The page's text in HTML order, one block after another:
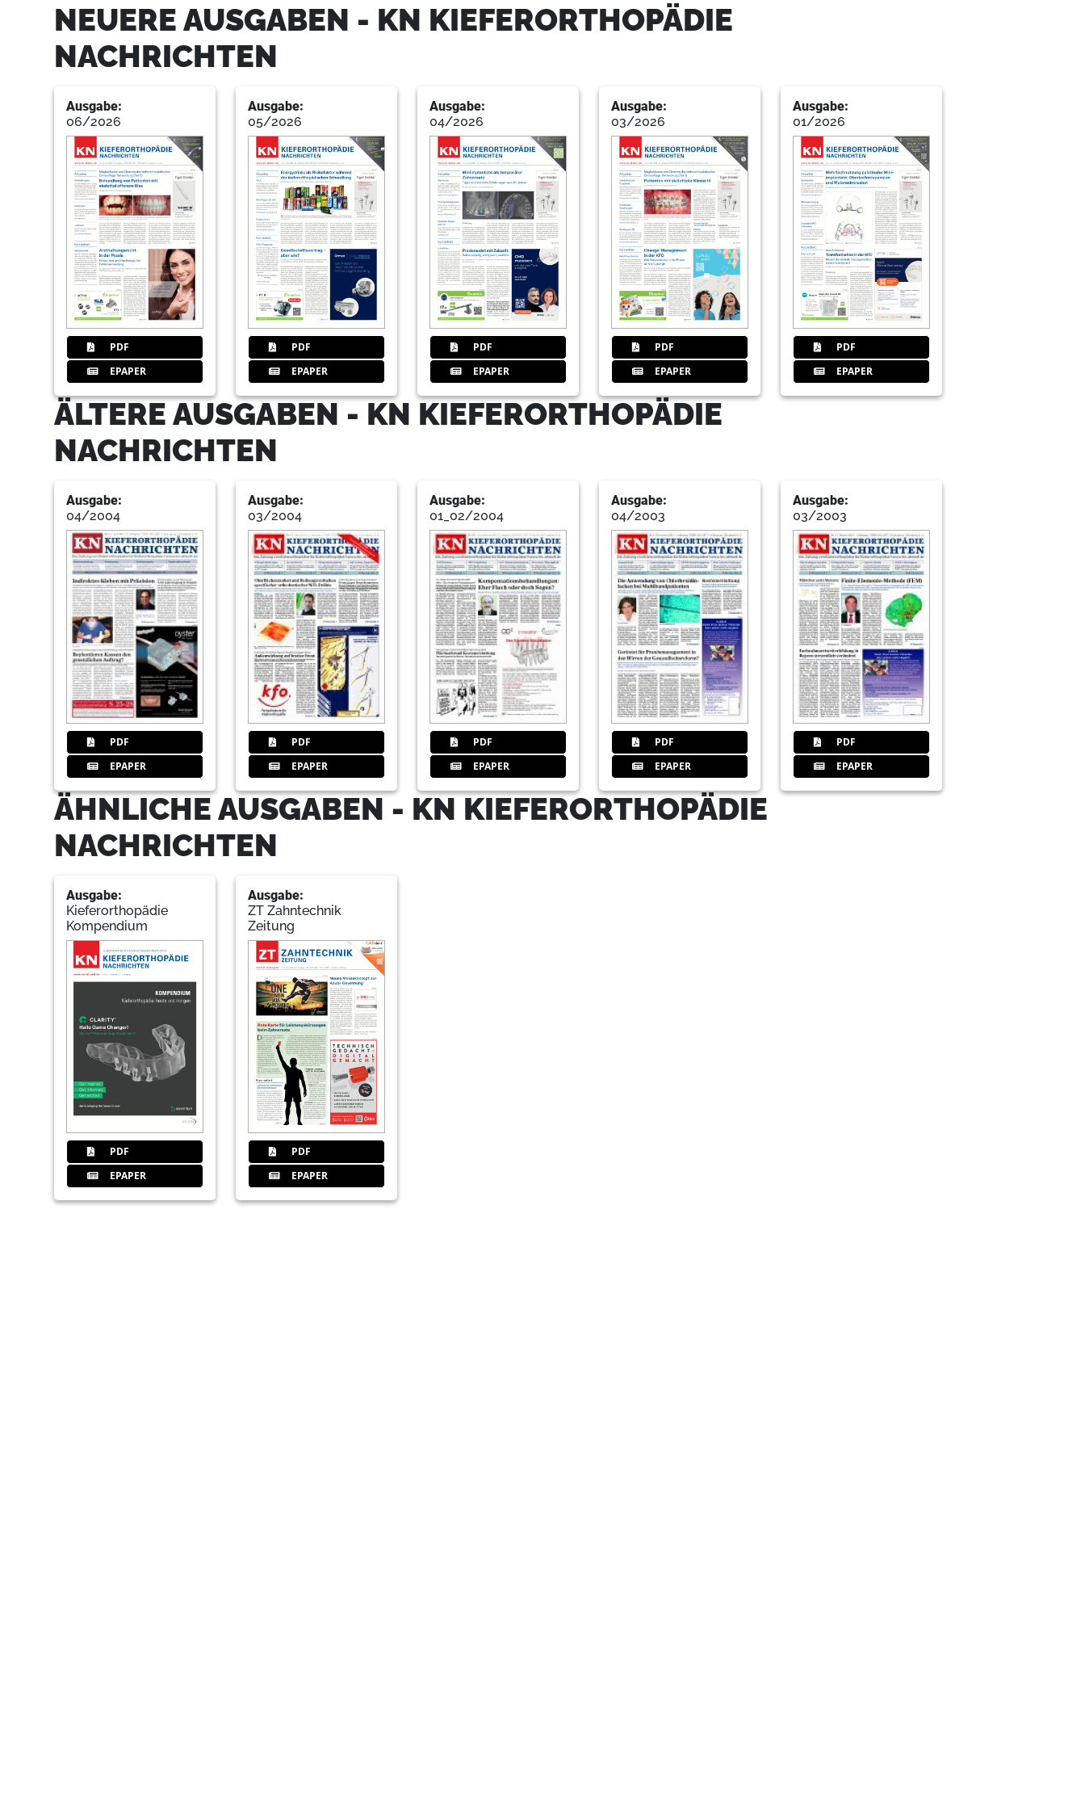
NEUERE AUSGABEN - KN KIEFERORTHOPÄDIE
NACHRICHTEN
Ausgabe:
06/2026
PDF
EPAPER
Ausgabe:
05/2026
PDF
EPAPER
Ausgabe:
04/2026
PDF
EPAPER
Ausgabe:
03/2026
PDF
EPAPER
Ausgabe:
01/2026
PDF
EPAPER
ÄLTERE AUSGABEN - KN KIEFERORTHOPÄDIE
NACHRICHTEN
Ausgabe:
04/2004
PDF
EPAPER
Ausgabe:
03/2004
PDF
EPAPER
Ausgabe:
01_02/2004
PDF
EPAPER
Ausgabe:
04/2003
PDF
EPAPER
Ausgabe:
03/2003
PDF
EPAPER
ÄHNLICHE AUSGABEN - KN KIEFERORTHOPÄDIE
NACHRICHTEN
Ausgabe:
Kieferorthopädie
Kompendium
PDF
EPAPER
Ausgabe:
ZT Zahntechnik
Zeitung
PDF
EPAPER